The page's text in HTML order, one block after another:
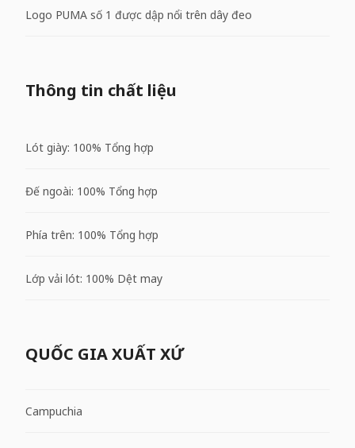
Logo PUMA số 1 được dập nổi trên dây đeo
Thông tin chất liệu
Lót giày: 100% Tổng hợp
Đế ngoài: 100% Tổng hợp
Phía trên: 100% Tổng hợp
Lớp vải lót: 100% Dệt may
QUỐC GIA XUẤT XỨ
Campuchia